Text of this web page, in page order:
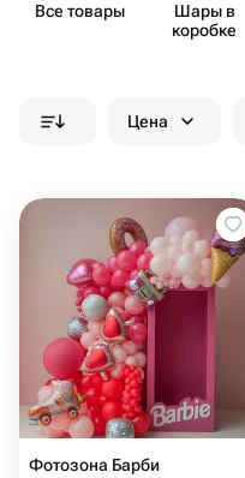
Все товары
Шары в
коробке
Цена
Фотозона Барби